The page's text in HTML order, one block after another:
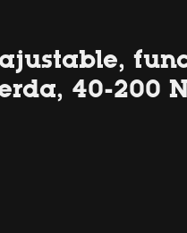
40-200